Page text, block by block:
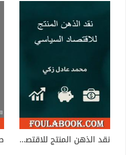
نقد الذهن المنتج للاقتصاد السياسي - إعادة طرح الإقتصاد السياسي والعودة للأساسيات